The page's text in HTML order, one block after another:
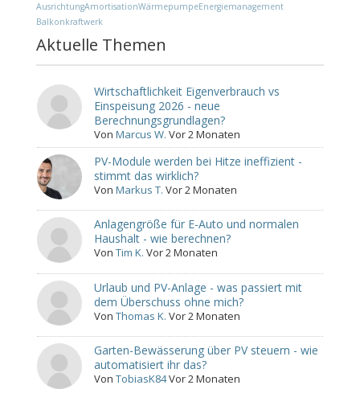
AusrichtungAmortisationWärmepumpeEnergiemanagement
Balkonkraftwerk
Aktuelle Themen
Wirtschaftlichkeit Eigenverbrauch vs
Einspeisung 2026 - neue
Berechnungsgrundlagen?
VonMarcus W. Vor 2 Monaten
PV-Module werden bei Hitze ineffizient -
stimmt das wirklich?
VonMarkus T. Vor 2 Monaten
Anlagengröße für E-Auto und normalen
Haushalt - wie berechnen?
VonTim K. Vor 2 Monaten
Urlaub und PV-Anlage - was passiert mit
dem Überschuss ohne mich?
VonThomas K. Vor 2 Monaten
Garten-Bewässerung über PV steuern - wie
automatisiert ihr das?
VonTobiasK84Vor 2 Monaten